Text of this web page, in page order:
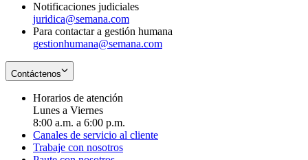
Notificaciones judiciales
juridica@semana.com
Para contactar a gestión humana
gestionhumana@semana.com
Contáctenos
Horarios de atención
Lunes a Viernes
8:00 a.m. a 6:00 p.m.
Canales de servicio al cliente
Trabaje con nosotros